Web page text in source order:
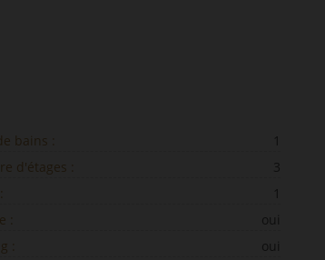
bains :
d'étages :
3
:
oui
:
oui